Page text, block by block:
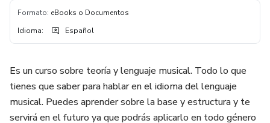
Formato: eBooks o Documentos
Idioma: Español
Es un curso sobre teoría y lenguaje musical. Todo lo que
tienes que saber para hablar en el idioma del lenguaje
musical. Puedes aprender sobre la base y estructura y te
servirá en el futuro ya que podrás aplicarlo en todo género